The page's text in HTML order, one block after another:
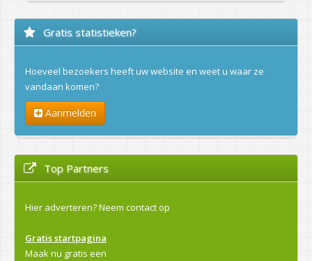
Gratis statistieken?
Hoeveel bezoekers heeft uw website en weet u waar ze
vandaan komen?
Aanmelden
Top Partners
Hier adverteren?Neem contact op
Gratis startpagina
Maak nu gratis een